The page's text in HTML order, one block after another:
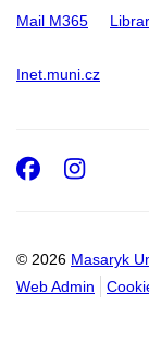
Mail M365
Inet.muni.cz
© 2026 Masaryk
Web Admin